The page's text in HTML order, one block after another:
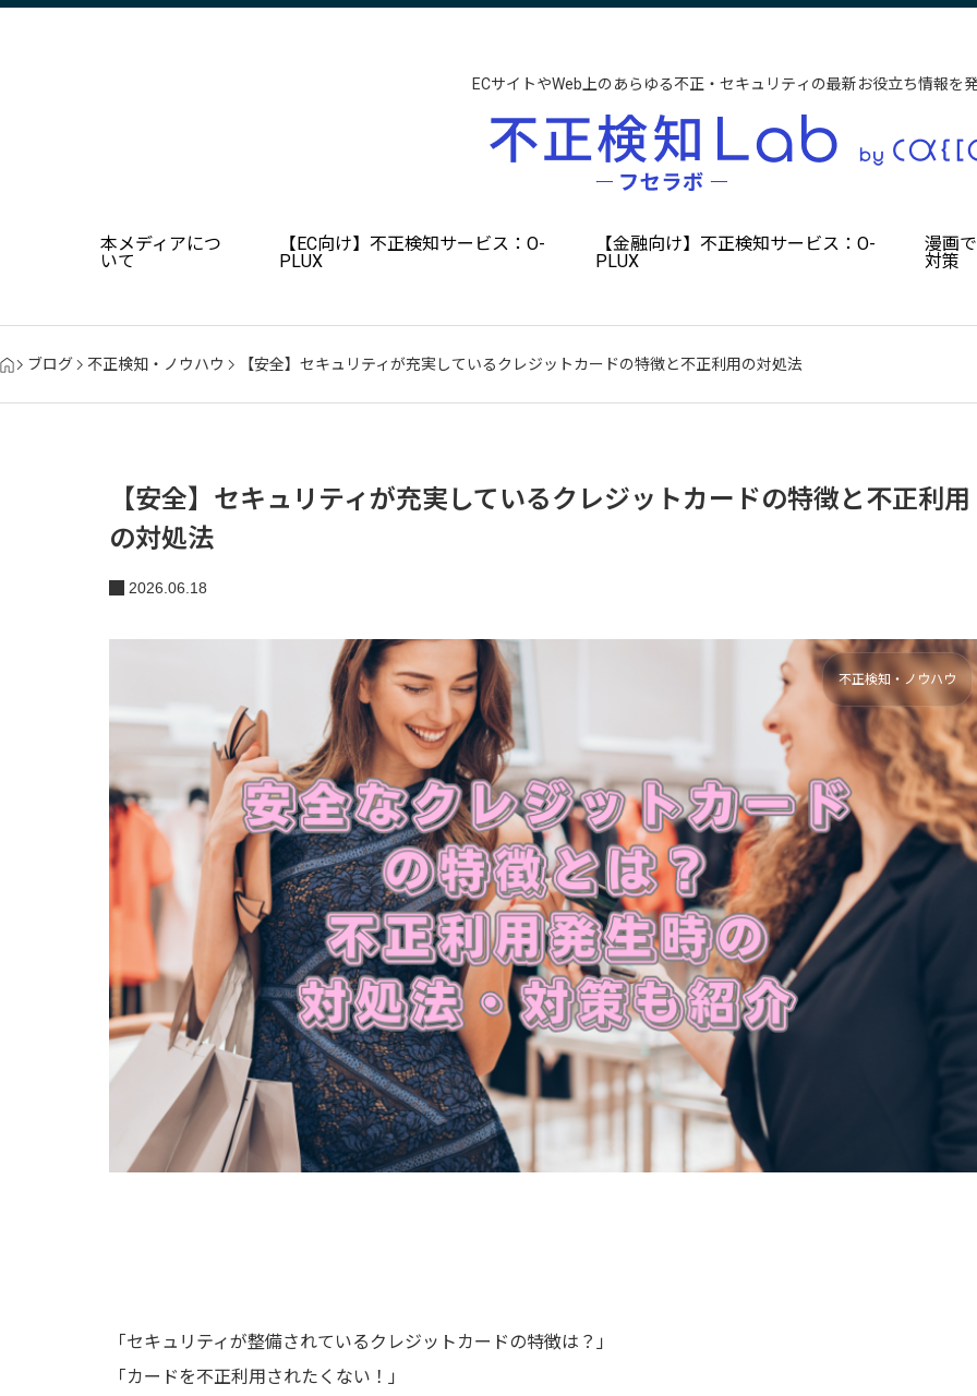
ECサイトやWeb上のあらゆる不正・セキュリティの最新お役立ち情報を
本メディアにつ
いて
【EC向け】不正検知サービス：O-
PLUX
【金融向け】不正検知サービス：O-
PLUX
漫画
対策
ブログ 不正検知・ノウハウ 【安全】セキュリティが充実しているクレジットカードの特徴と不正利用の対処法
【安全】セキュリティが充実しているクレジットカードの特徴と不正利用
の対処法
2026.06.18
不正検知・ノウハウ
「セキュリティが整備されているクレジットカードの特徴は？」
「カードを不正利用されたくない！」